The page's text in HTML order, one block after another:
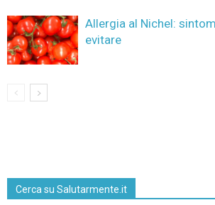
Allergia al Nichel:
evitare
Cerca su Salutarmente.it